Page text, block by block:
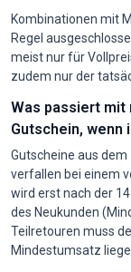
Kombinationen mit
Regel
meist nur für
zudem nur der
Was passiert mit
Gutschein, wenn
Gutscheine aus dem
verfallen bei einem
wird erst nach der
des Neukunden
Teilretouren muss
Mindestumsatz